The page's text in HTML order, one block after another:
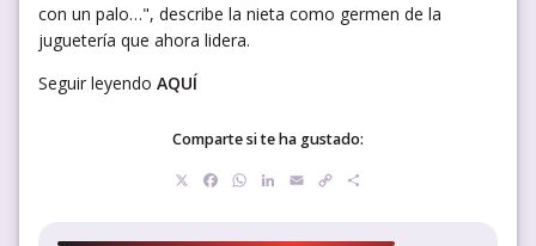
con un palo…", describe la nieta como germen de la
juguetería que ahora lidera.
Seguir leyendo AQUÍ
Comparte si te ha gustado:
Facebook
WhatsApp
LinkedIn
EmailCopy